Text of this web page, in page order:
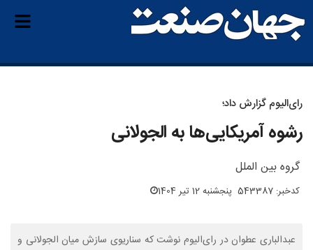
رای‌الیوم گزارش داد؛
رشوه‌ آمریکایی‌ها به الجولانی
گروه بین الملل
کدخبر: 543387 پنجشنبه 12 تیر 1404
عبدالباری عطوان در رای‌الیوم نوشت که سناریوی سازش میان الجولانی و